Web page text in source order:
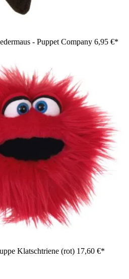
- Puppet Company 6,95 €*
Klatschtriene (rot) 17,60 €*